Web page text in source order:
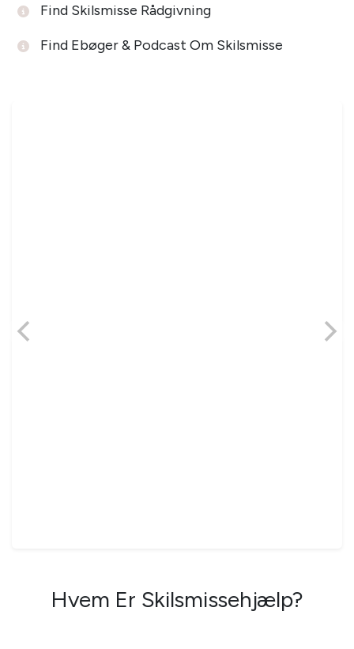
Find Skilsmisse Rådgivning
Find Ebøger & Podcast Om Skilsmisse
Hvem Er Skilsmissehjælp?